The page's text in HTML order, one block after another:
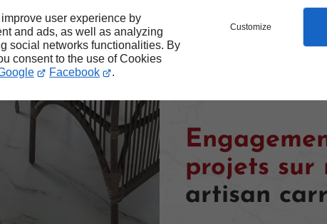
user experience by
and ads, as well as analyzing
social networks functionalities. By
consent to the use of Cookies
Facebook .
Customize
projets sur
artisan